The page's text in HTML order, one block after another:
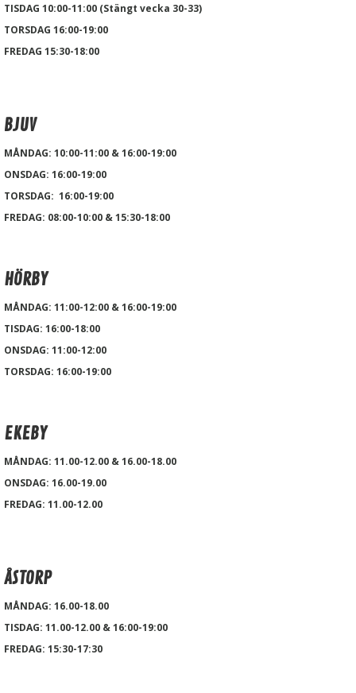
TISDAG 10:00-11:00 (Stängt vecka 30-33)
TORSDAG 16:00-19:00
FREDAG 15:30-18:00
BJUV
MÅNDAG: 10:00-11:00 & 16:00-19:00
ONSDAG: 16:00-19:00
TORSDAG: 16:00-19:00
FREDAG: 08:00-10:00 & 15:30-18:00
HÖRBY
MÅNDAG: 11:00-12:00 & 16:00-19:00
TISDAG: 16:00-18:00
ONSDAG: 11:00-12:00
TORSDAG: 16:00-19:00
EKEBY
MÅNDAG: 11.00-12.00 & 16.00-18.00
ONSDAG: 16.00-19.00
FREDAG: 11.00-12.00
ÅSTORP
MÅNDAG: 16.00-18.00
TISDAG: 11.00-12.00 & 16:00-19:00
FREDAG: 15:30-17:30